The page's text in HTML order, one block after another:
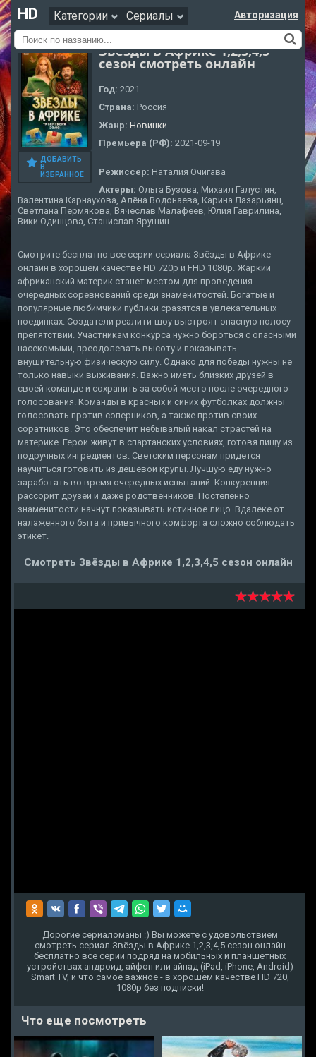
HD Категории Сериалы Авторизация
ДОБАВИТЬ
В
ИЗБРАННОЕ
Звёзды в Африке 1,2,3,4,5
сезон смотреть онлайн
Год: 2021
Страна: Россия
Жанр: Новинки
Премьера (РФ): 2021-09-19
Режиссер: Наталия Очигава
Актеры: Ольга Бузова, Михаил Галустян,
Валентина Карнаухова, Алёна Водонаева, Карина Лазарьянц,
Светлана Пермякова, Вячеслав Малафеев, Юлия Гаврилина,
Вики Одинцова, Станислав Ярушин
Смотрите бесплатно все серии сериала Звёзды в Африке
онлайн в хорошем качестве HD 720p и FHD 1080p. Жаркий
африканский материк станет местом для проведения
очередных соревнований среди знаменитостей. Богатые и
популярные любимчики публики сразятся в увлекательных
поединках. Создатели реалити-шоу выстроят опасную полосу
препятствий. Участникам конкурса нужно бороться с опасными
насекомыми, преодолевать высоту и показывать
внушительную физическую силу. Однако для победы нужны не
только навыки выживания. Важно иметь близких друзей в
своей команде и сохранить за собой место после очередного
голосования. Команды в красных и синих футболках должны
голосовать против соперников, а также против своих
соратников. Это обеспечит небывалый накал страстей на
материке. Герои живут в спартанских условиях, готовя пищу из
подручных ингредиентов. Светским персонам придется
научиться готовить из дешевой крупы. Лучшую еду нужно
заработать во время очередных испытаний. Конкуренция
рассорит друзей и даже родственников. Постепенно
знаменитости начнут показывать истинное лицо. Вдалеке от
налаженного быта и привычного комфорта сложно соблюдать
этикет.
Смотреть Звёзды в Африке 1,2,3,4,5 сезон онлайн
Дорогие сериаломаны :) Вы можете с удовольствием
смотреть сериал Звёзды в Африке 1,2,3,4,5 сезон онлайн
бесплатно все серии подряд на мобильных и планшетных
устройствах андроид, айфон или айпад (iPad, iPhone, Android)
Smart TV, и что самое важное - в хорошем качестве HD 720,
1080p без подписки!
Что еще посмотреть